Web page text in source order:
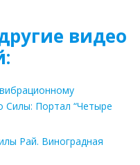
видео
Силы: Портал “Четыре
Рай. Виноградная